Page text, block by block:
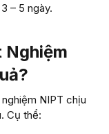
– 5 ngày.
Nghiệm
NIPT chịu
Cụ thể: